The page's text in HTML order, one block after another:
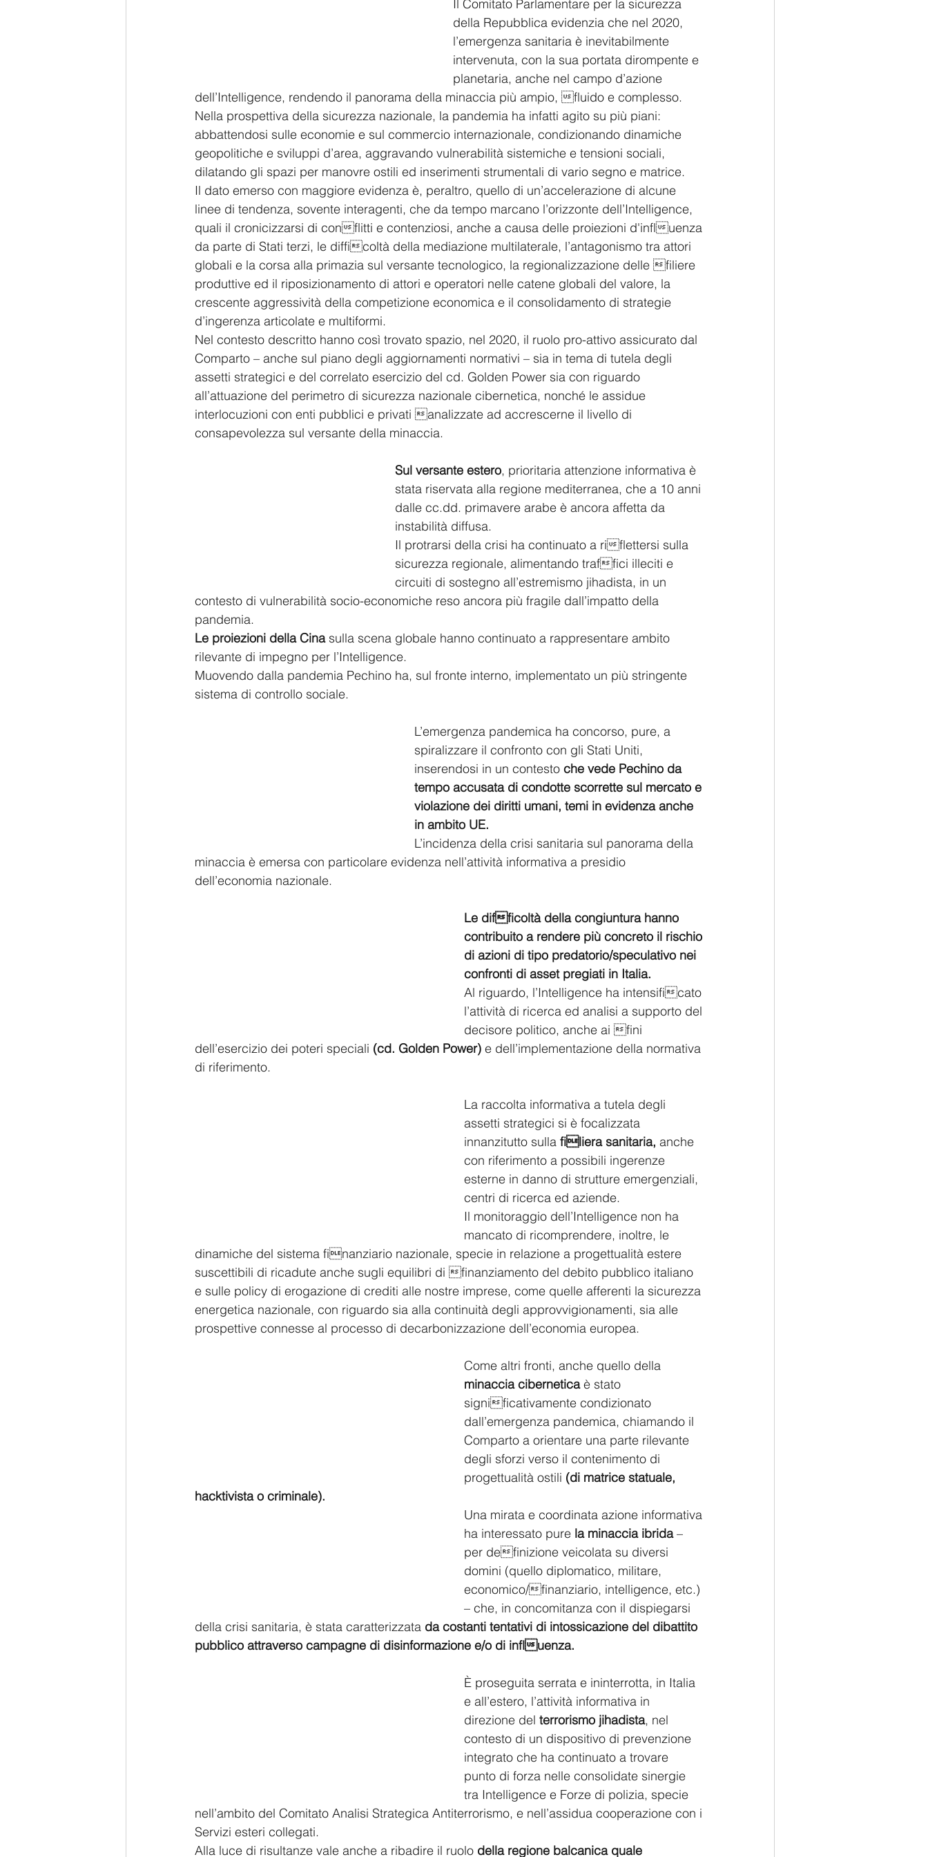
Il Comitato Parlamentare per la sicurezza
della Repubblica evidenzia che nel 2020,
l’emergenza sanitaria è inevitabilmente
intervenuta, con la sua portata dirompente e
planetaria, anche nel campo d’azione
dell’Intelligence, rendendo il panorama della minaccia più ampio, fluido e complesso.
Nella prospettiva della sicurezza nazionale, la pandemia ha infatti agito su più piani:
abbattendosi sulle economie e sul commercio internazionale, condizionando dinamiche
geopolitiche e sviluppi d’area, aggravando vulnerabilità sistemiche e tensioni sociali,
dilatando gli spazi per manovre ostili ed inserimenti strumentali di vario segno e matrice.
Il dato emerso con maggiore evidenza è, peraltro, quello di un’accelerazione di alcune
linee di tendenza, sovente interagenti, che da tempo marcano l’orizzonte dell’Intelligence,
quali il cronicizzarsi di conflitti e contenziosi, anche a causa delle proiezioni d'influenza
da parte di Stati terzi, le difficoltà della mediazione multilaterale, l’antagonismo tra attori
globali e la corsa alla primazia sul versante tecnologico, la regionalizzazione delle filiere
produttive ed il riposizionamento di attori e operatori nelle catene globali del valore, la
crescente aggressività della competizione economica e il consolidamento di strategie
d’ingerenza articolate e multiformi.
Nel contesto descritto hanno così trovato spazio, nel 2020, il ruolo pro-attivo assicurato dal
Comparto – anche sul piano degli aggiornamenti normativi – sia in tema di tutela degli
assetti strategici e del correlato esercizio del cd. Golden Power sia con riguardo
all’attuazione del perimetro di sicurezza nazionale cibernetica, nonché le assidue
interlocuzioni con enti pubblici e privati analizzate ad accrescerne il livello di
consapevolezza sul versante della minaccia.
Sul versante estero, prioritaria attenzione informativa è
stata riservata alla regione mediterranea, che a 10 anni
dalle cc.dd. primavere arabe è ancora affetta da
instabilità diffusa.
Il protrarsi della crisi ha continuato a riflettersi sulla
sicurezza regionale, alimentando traffici illeciti e
circuiti di sostegno all’estremismo jihadista, in un
contesto di vulnerabilità socio-economiche reso ancora più fragile dall’impatto della
pandemia.
Le proiezioni della Cina sulla scena globale hanno continuato a rappresentare ambito
rilevante di impegno per l’Intelligence.
Muovendo dalla pandemia Pechino ha, sul fronte interno, implementato un più stringente
sistema di controllo sociale.
L’emergenza pandemica ha concorso, pure, a
spiralizzare il confronto con gli Stati Uniti,
inserendosi in un contesto che vede Pechino da
tempo accusata di condotte scorrette sul mercato e
violazione dei diritti umani, temi in evidenza anche
in ambito UE.
L’incidenza della crisi sanitaria sul panorama della
minaccia è emersa con particolare evidenza nell’attività informativa a presidio
dell’economia nazionale.
Le difficoltà della congiuntura hanno
contribuito a rendere più concreto il rischio
di azioni di tipo predatorio/speculativo nei
confronti di asset pregiati in Italia.
Al riguardo, l’Intelligence ha intensificato
l’attività di ricerca ed analisi a supporto del
decisore politico, anche ai fini
dell’esercizio dei poteri speciali (cd. Golden Power) e dell’implementazione della normativa
di riferimento.
La raccolta informativa a tutela degli
assetti strategici si è focalizzata
innanzitutto sulla filiera sanitaria, anche
con riferimento a possibili ingerenze
esterne in danno di strutture emergenziali,
centri di ricerca ed aziende.
Il monitoraggio dell’Intelligence non ha
mancato di ricomprendere, inoltre, le
dinamiche del sistema finanziario nazionale, specie in relazione a progettualità estere
suscettibili di ricadute anche sugli equilibri di finanziamento del debito pubblico italiano
e sulle policy di erogazione di crediti alle nostre imprese, come quelle afferenti la sicurezza
energetica nazionale, con riguardo sia alla continuità degli approvvigionamenti, sia alle
prospettive connesse al processo di decarbonizzazione dell’economia europea.
Come altri fronti, anche quello della
minaccia cibernetica è stato
significativamente condizionato
dall’emergenza pandemica, chiamando il
Comparto a orientare una parte rilevante
degli sforzi verso il contenimento di
progettualità ostili (di matrice statuale,
hacktivista o criminale).
Una mirata e coordinata azione informativa
ha interessato pure la minaccia ibrida –
per definizione veicolata su diversi
domini (quello diplomatico, militare,
economico/finanziario, intelligence, etc.)
– che, in concomitanza con il dispiegarsi
della crisi sanitaria, è stata caratterizzata da costanti tentativi di intossicazione del dibattito
pubblico attraverso campagne di disinformazione e/o di influenza.
È proseguita serrata e ininterrotta, in Italia
e all’estero, l’attività informativa in
direzione del terrorismo jihadista, nel
contesto di un dispositivo di prevenzione
integrato che ha continuato a trovare
punto di forza nelle consolidate sinergie
tra Intelligence e Forze di polizia, specie
nell’ambito del Comitato Analisi Strategica Antiterrorismo, e nell’assidua cooperazione con i
Servizi esteri collegati.
Alla luce di risultanze vale anche a ribadire il ruolo della regione balcanica quale